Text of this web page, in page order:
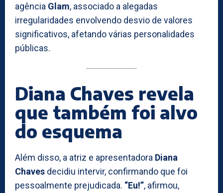
agência Glam, associado a alegadas
irregularidades envolvendo desvio de valores
significativos, afetando várias personalidades
públicas.
Diana Chaves revela
que também foi alvo
do esquema
Além disso, a atriz e apresentadora Diana
Chaves decidiu intervir, confirmando que foi
pessoalmente prejudicada. “Eu!”, afirmou,